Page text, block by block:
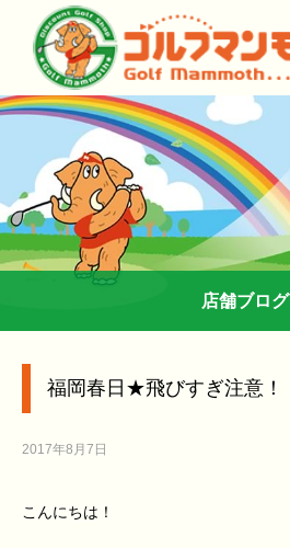
店舗ブログ
福岡春日★飛びすぎ注意！
2017年8月7日
こんにちは！